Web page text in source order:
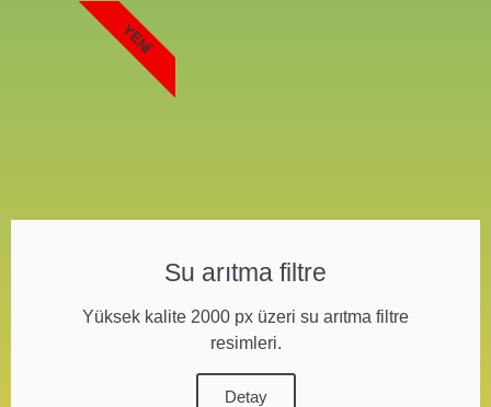
Su arıtma filtre
Yüksek kalite 2000 px üzeri su arıtma filtre
resimleri.
Detay
YENI